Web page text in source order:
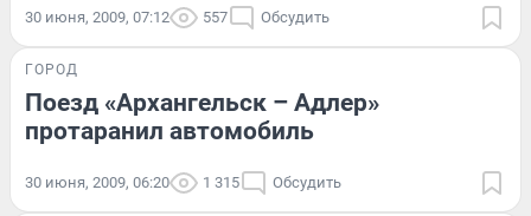
30 июня, 2009, 07:12 557 Обсудить
ГОРОД
Поезд «Архангельск – Адлер»
протаранил автомобиль
30 июня, 2009, 06:20 1 315 Обсудить